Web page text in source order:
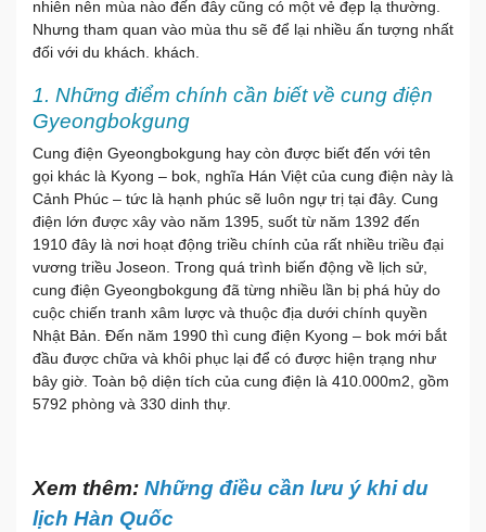
nhiên nên mùa nào đến đây cũng có một vẻ đẹp lạ thường.
Nhưng tham quan vào mùa thu sẽ để lại nhiều ấn tượng nhất
đối với du khách. khách.
1. Những điểm chính cần biết về cung điện
Gyeongbokgung
Cung điện Gyeongbokgung hay còn được biết đến với tên
gọi khác là Kyong – bok, nghĩa Hán Việt của cung điện này là
Cảnh Phúc – tức là hạnh phúc sẽ luôn ngự trị tại đây. Cung
điện lớn được xây vào năm 1395, suốt từ năm 1392 đến
1910 đây là nơi hoạt động triều chính của rất nhiều triều đại
vương triều Joseon. Trong quá trình biến động về lịch sử,
cung điện Gyeongbokgung đã từng nhiều lần bị phá hủy do
cuộc chiến tranh xâm lược và thuộc địa dưới chính quyền
Nhật Bản. Đến năm 1990 thì cung điện Kyong – bok mới bắt
đầu được chữa và khôi phục lại để có được hiện trạng như
bây giờ. Toàn bộ diện tích của cung điện là 410.000m2, gồm
5792 phòng và 330 dinh thự.
Xem thêm: Những điều cần lưu ý khi du
lịch Hàn Quốc